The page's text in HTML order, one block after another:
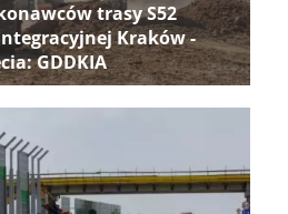
trasy S52
Kraków -
GDDKIA